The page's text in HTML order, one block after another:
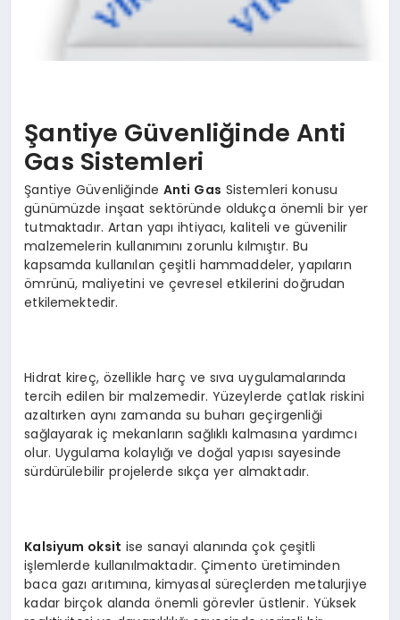
Şantiye Güvenliğinde Anti
Gas Sistemleri
Şantiye Güvenliğinde Anti Gas Sistemleri konusu
günümüzde inşaat sektöründe oldukça önemli bir yer
tutmaktadır. Artan yapı ihtiyacı, kaliteli ve güvenilir
malzemelerin kullanımını zorunlu kılmıştır. Bu
kapsamda kullanılan çeşitli hammaddeler, yapıların
ömrünü, maliyetini ve çevresel etkilerini doğrudan
etkilemektedir.
Hidrat kireç, özellikle harç ve sıva uygulamalarında
tercih edilen bir malzemedir. Yüzeylerde çatlak riskini
azaltırken aynı zamanda su buharı geçirgenliği
sağlayarak iç mekanların sağlıklı kalmasına yardımcı
olur. Uygulama kolaylığı ve doğal yapısı sayesinde
sürdürülebilir projelerde sıkça yer almaktadır.
Kalsiyum oksit ise sanayi alanında çok çeşitli
işlemlerde kullanılmaktadır. Çimento üretiminden
baca gazı arıtımına, kimyasal süreçlerden metalurjiye
kadar birçok alanda önemli görevler üstlenir. Yüksek